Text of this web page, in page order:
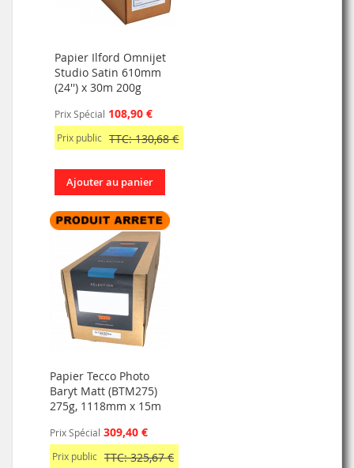
Papier Ilford Omnijet
Studio Satin 610mm
(24'') x 30m 200g
Prix Spécial 108,90 €
Prix public TTC: 130,68 €
Ajouter au panier
Papier Tecco Photo
Baryt Matt (BTM275)
275g, 1118mm x 15m
Prix Spécial 309,40 €
Prix public TTC: 325,67 €